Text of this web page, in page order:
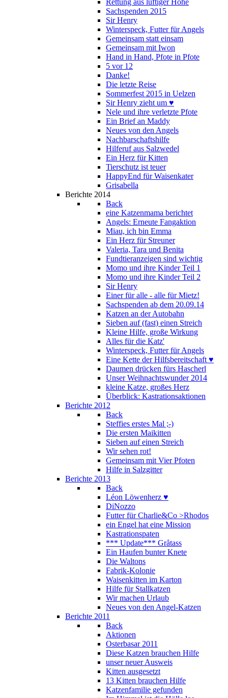
Rettung aus luftiger Höhe
Sachspenden 2015
Sir Henry
Winterspeck, Futter für Angels
Gemeinsam statt einsam
Gemeinsam mit Iwon
Hand in Hand, Pfote in Pfote
5 vor 12
Danke!
Die letzte Reise
Sommerfest 2015 in Uelzen
Sir Henry zieht um ♥
Nele und ihre verletzte Pfote
Ein Brief an Maddy
Neues von den Angels
Nachbarschaftshilfe
Hilferuf aus Salzwedel
Ein Herz für Kitten
Tierschutz ist teuer
HappyEnd für Waisenkater
Grisabella
Berichte 2014
Back
eine Katzenmama berichtet
Angels: Erneute Fangaktion
Miau, ich bin Emma
Ein Herz für Streuner
Valeria, Tara und Benita
Fundtieranzeigen sind wichtig
Momo und ihre Kinder Teil 1
Momo und ihre Kinder Teil 2
Sir Henry
Einer für alle - alle für Mietz!
Sachspenden ab dem 20.09.14
Katzen an der Autobahn
Sieben auf (fast) einen Streich
Kleine Hilfe, große Wirkung
Alles für die Katz'
Winterspeck, Futter für Angels
Eine Kette der Hilfsbereitschaft ♥
Daumen drücken fürs Hascherl
Unser Weihnachtswunder 2014
kleine Katze, großes Herz
Überblick: Kastrationsaktionen
Berichte 2012
Back
Steffies erstes Mal ;-)
Die ersten Maikitten
Sieben auf einen Streich
Wir sehen rot!
Gemeinsam mit Vier Pfoten
Hilfe in Salzgitter
Berichte 2013
Back
Léon Löwenherz ♥
DiNozzo
Futter für Charlie&Co >Rhodos
ein Engel hat eine Mission
Kastrationspaten
*** Update*** Gråtass
Ein Haufen bunter Knete
Die Waltons
Fabrik-Kolonie
Waisenkitten im Karton
Hilfe für Stallkatzen
Wir machen Urlaub
Neues von den Angel-Katzen
Berichte 2011
Back
Aktionen
Osterbasar 2011
Diese Katzen brauchen Hilfe
unser neuer Ausweis
Kitten ausgesetzt
13 Kitten brauchen Hilfe
Katzenfamilie gefunden